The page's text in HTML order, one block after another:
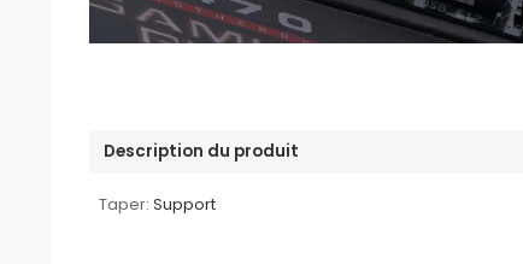
Description du produit
Taper: Support